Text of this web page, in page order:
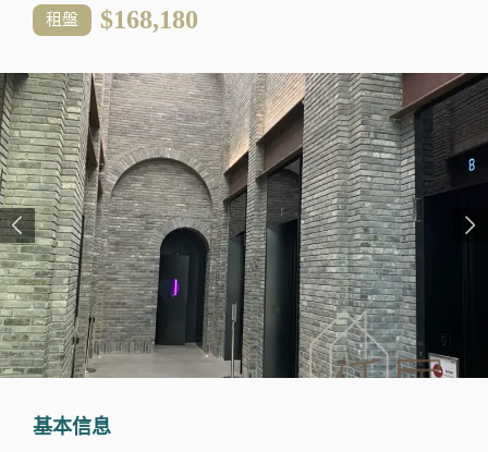
租盤 $168,180
基本信息